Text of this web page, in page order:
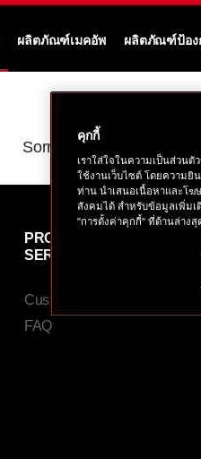
ผลิตภัณฑ์เมคอัพ ผลิตภัณฑ์ป้อง
Sorry, there are no
PRODUCTS &
SERVICES
Customer Services
FAQ
คุกกี้
เราใส่ใจในความเป็นส่วน
ใช้งานเว็บไซต์ โดยความยิ
ท่าน นำเสนอเนื้อหาและโ
สังคมได้ สำหรับข้อมูลเพิ่มเ
"การตั้งค่าคุกกี้" ที่ด้านล่าง